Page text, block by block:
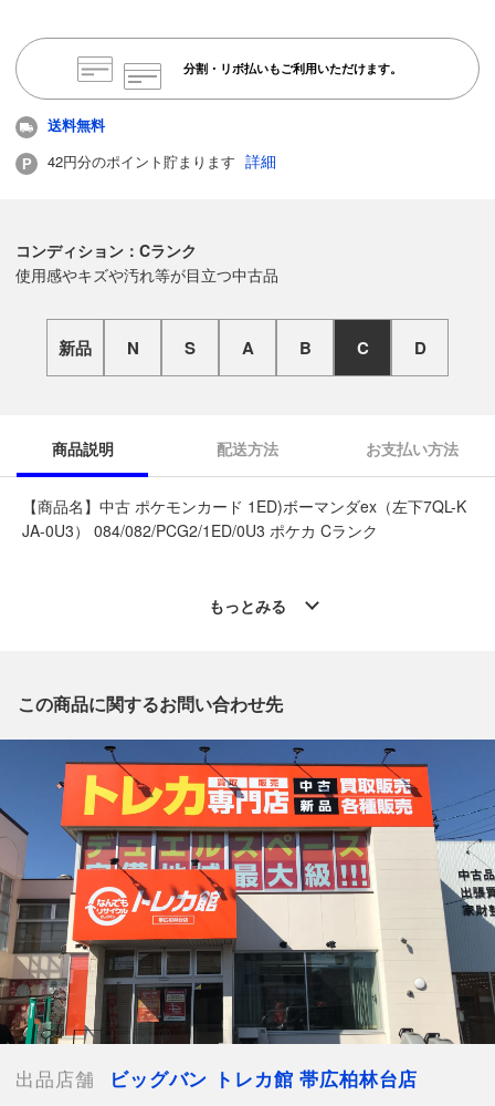
分割・リボ払いもご利用いただけます。
送料無料
42円分のポイント貯まります 詳細
コンディション：Cランク
使用感やキズや汚れ等が目立つ中古品
新品 N S A B C D
商品説明 配送方法 お支払い方法
【商品名】中古 ポケモンカード 1ED)ボーマンダex（左下7QL-K
JA-0U3） 084/082/PCG2/1ED/0U3 ポケカ Cランク
広柏林台店 」からの出品です。
※「なんでもリサイクルビッグバン 公式オンラインストアの出
電話番号：0155-67-0340
【店舗内商品コード】1032000038690
【メーカー】
【付属品】なし
【ランク】Cランク
使用感やキズや汚れ等が目立つ中古品
【使用予定配送業者】日本郵便 レターパックプラス
【こちらの商品は在庫連動システムを導入し、店頭や他ネットシ
ョップと併売を行なっておりますが、タイミングによりシステム
の反映が間に合わず欠品となってしまう場合がございます。
売切れの場合は、ご購入をキャンセルさせていただく場合がござ
います。】
もっとみる
この商品に関するお問い合わせ先
出品店舗
ビッグバン トレカ館 帯広柏林台店